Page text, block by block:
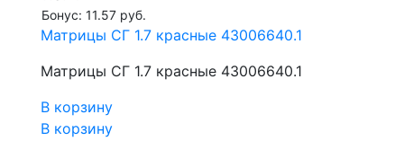
Бонус: 11.57 руб.
Матрицы СГ 1.7 красные 43006640.1
Матрицы СГ 1.7 красные 43006640.1
В корзину
В корзину